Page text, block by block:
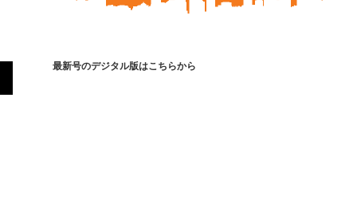
最新号のデジタル版はこちらから